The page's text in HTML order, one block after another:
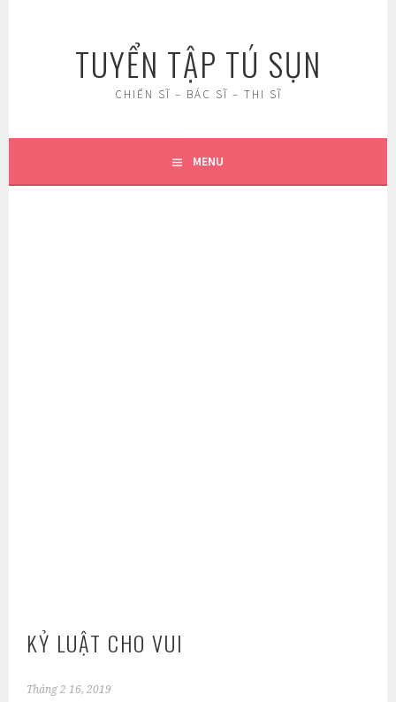
TUYỂN TẬP TÚ SỤN
CHIẾN SĨ – BÁC SĨ – THI SĨ
MENU
KỶ LUẬT CHO VUI
Tháng 2 16, 2019